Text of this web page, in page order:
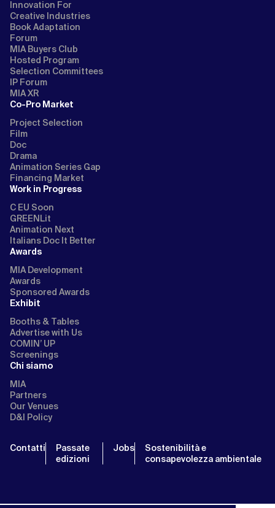
Innovation For
Creative Industries
Book Adaptation
Forum
MIA Buyers Club
Hosted Program
Selection Committees
IP Forum
MIA XR
Co-Pro Market
Project Selection
Film
Doc
Drama
Animation Series Gap
Financing Market
Work in Progress
C EU Soon
GREENLit
Animation Next
Italians Doc It Better
Awards
MIA Development
Awards
Sponsored Awards
Exhibit
Booths & Tables
Advertise with Us
COMIN’ UP
Screenings
Chi siamo
MIA
Partners
Our Venues
D&I Policy
Contatti
Passate
edizioni
Jobs
Sostenibilità e
consapevolezza ambientale